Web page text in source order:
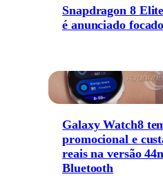
Snapdragon 8
é anunciado
Galaxy Watch8
promocional e
reais na versão
Bluetooth